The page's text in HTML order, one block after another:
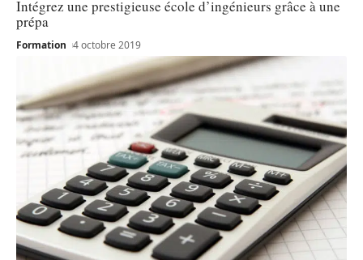
Intégrez une prestigieuse école d’ingénieurs grâce à une
prépa
Formation 4 octobre 2019